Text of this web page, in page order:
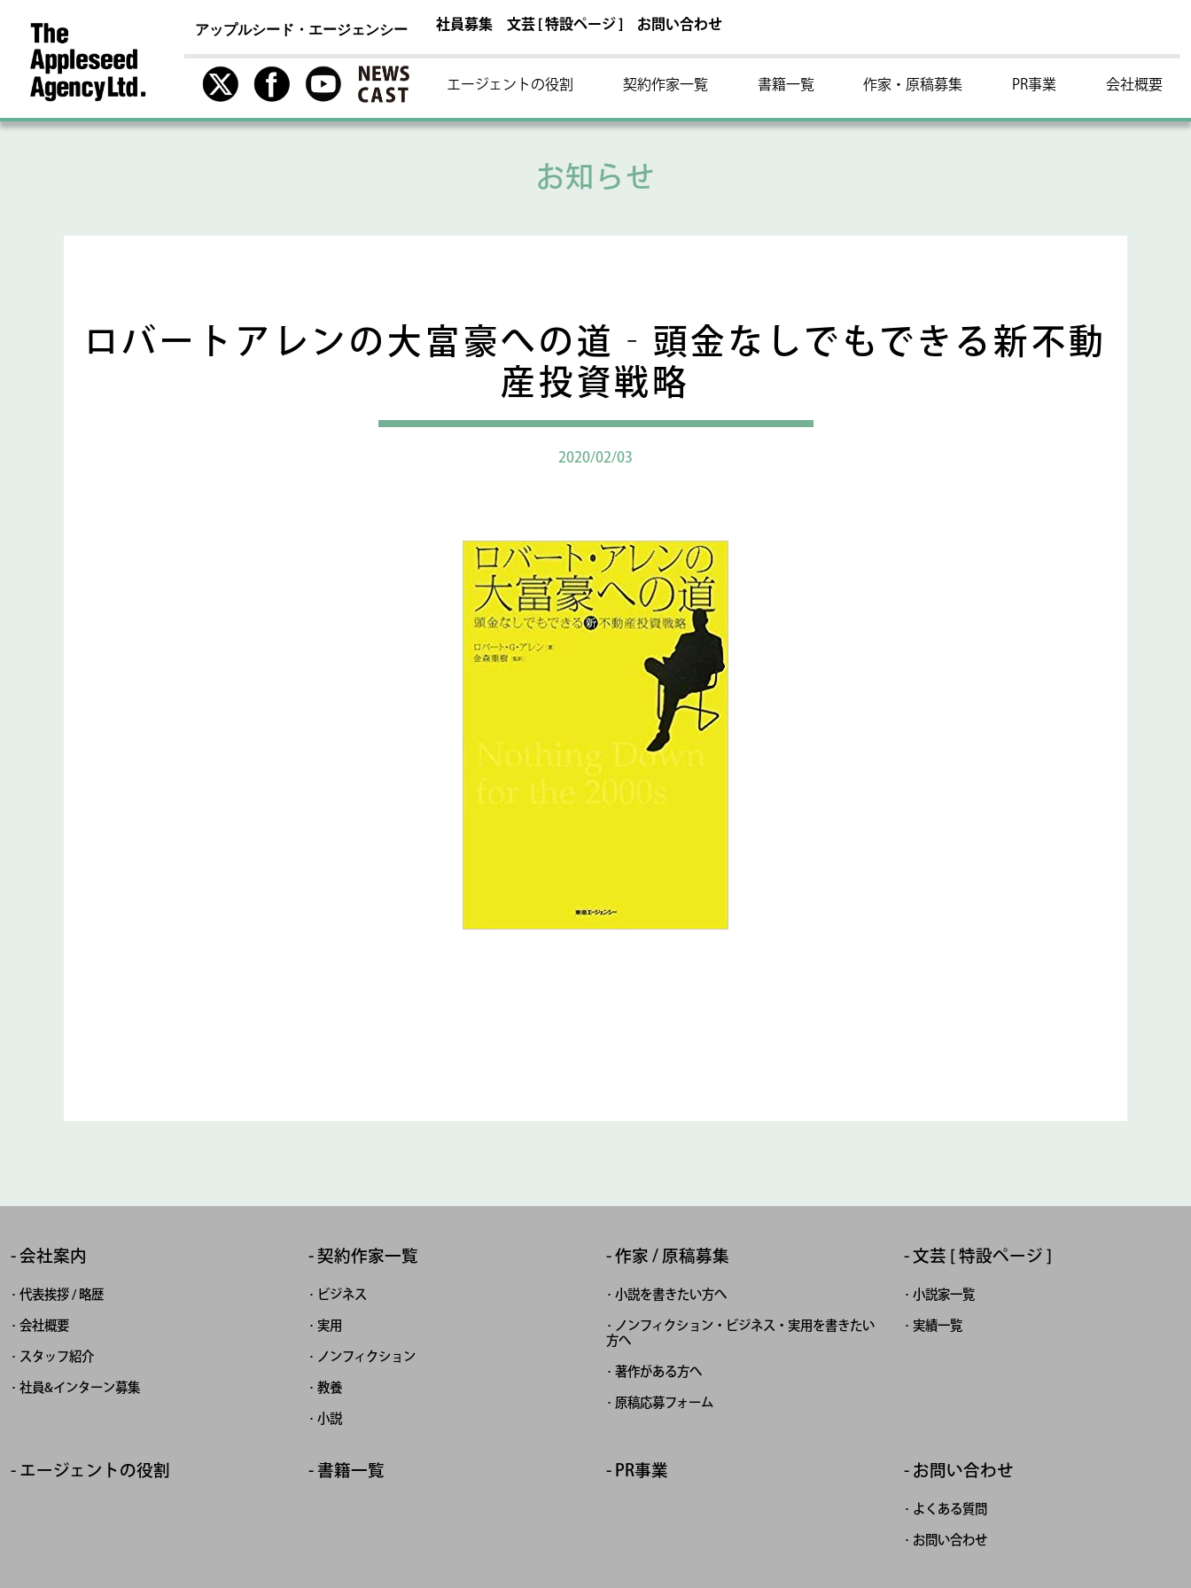
アップルシード・エージェンシー 社員募集 文芸 [ 特設ページ ] お問い合わせ
エージェントの役割 契約作家一覧 書籍一覧 作家・原稿募集 PR事業 会社概要
お知らせ
ロバートアレンの大富豪への道‐頭金なしでもできる新不動
産投資戦略
2020/02/03
会社案内
代表挨拶 / 略歴
会社概要
スタッフ紹介
社員&インターン募集
契約作家一覧
ビジネス
実用
ノンフィクション
教養
小説
作家 / 原稿募集
小説を書きたい方へ
ノンフィクション・ビジネス・実用を書きたい
方へ
著作がある方へ
原稿応募フォーム
文芸 [ 特設ページ ]
小説家一覧
実績一覧
エージェントの役割 書籍一覧 PR事業 お問い合わせ
よくある質問
お問い合わせ